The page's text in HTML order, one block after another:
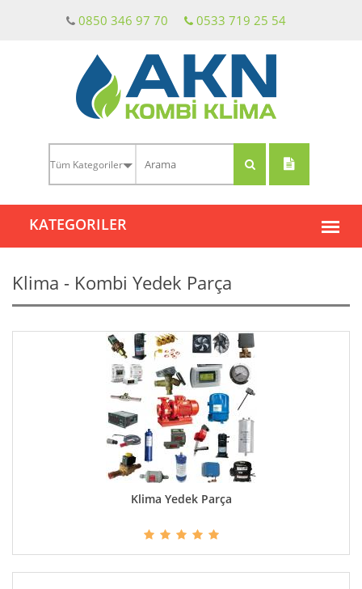
0850 346 97 70 0533 719 25 54
Klima - Kombi Yedek Parça
Klima Yedek Parça